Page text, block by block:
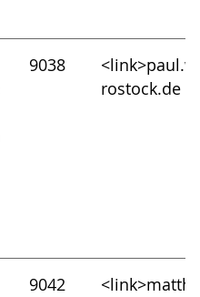
9038
rostock.de
9042